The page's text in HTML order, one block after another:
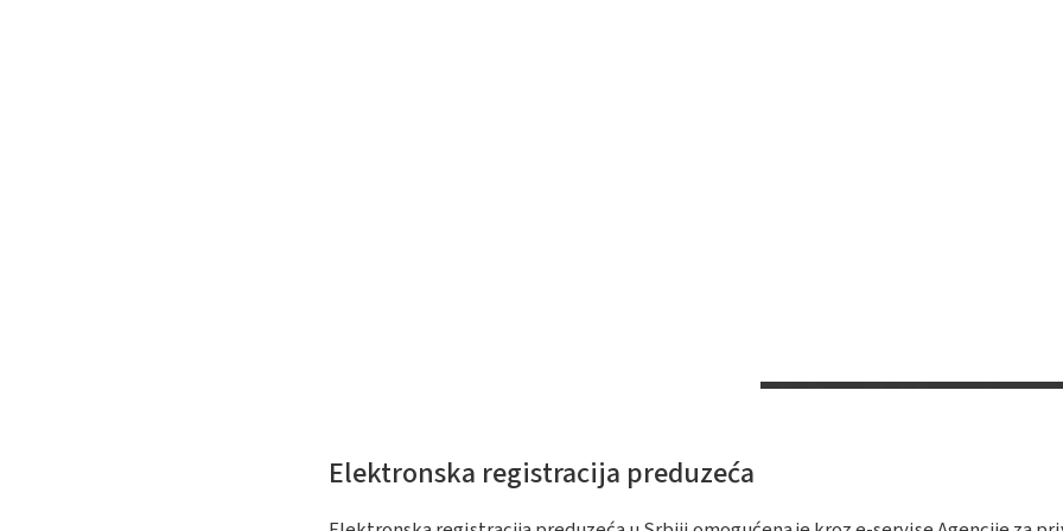
Elektronska registracija preduzeća